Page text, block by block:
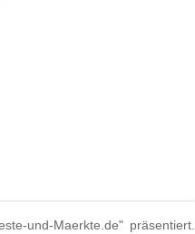
und-Maerkte.de" präsentiert.